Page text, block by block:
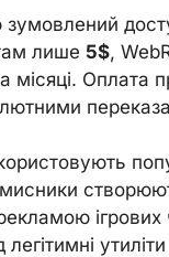
лише 5$,
місяці. Оплата
ігрових